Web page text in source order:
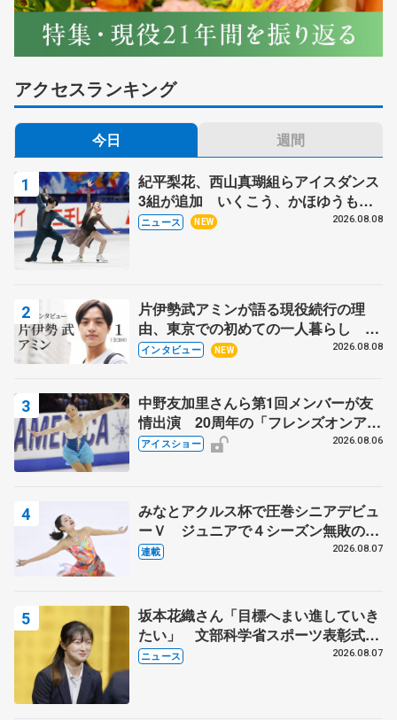
アクセスランキング
今日 週間
紀平梨花、西山真瑚組らアイスダンス
3組が追加 いくこう、かほゆうも、
木下グループ杯
ニュース NEW 2026.08.08
片伊勢武アミンが語る現役続行の理
由、東京での初めての一人暮らし 注
目スケーターの「今」に迫る
インタビュー NEW 2026.08.08
中野友加里さんら第1回メンバーが友
情出演 20周年の「フレンズオンアイ
ス」 宮本賢二さん、有川梨絵さん、
アイスショー 2026.08.06
みなとアクルス杯で圧巻シニアデビュ
ーＶ ジュニアで４シーズン無敗の島
田麻央
連載 2026.08.07
坂本花織さん「目標へまい進していき
たい」 文部科学省スポーツ表彰式で
代表謝辞
ニュース 2026.08.07